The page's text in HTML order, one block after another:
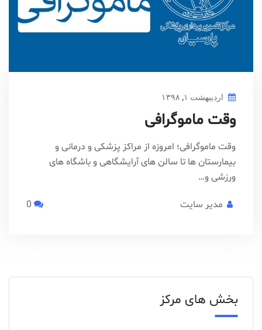
اردیبهشت ۱, ۱۳۹۸
وقت ماموگرافی
وقت ماموگرافی؛ امروزه از مراکز پزشکی و درمانی و
بیمارستان ها تا سالن های آرایشگاهی و باشگاه های
ورزشی و…
مدیر سایت
بخش های مرکز